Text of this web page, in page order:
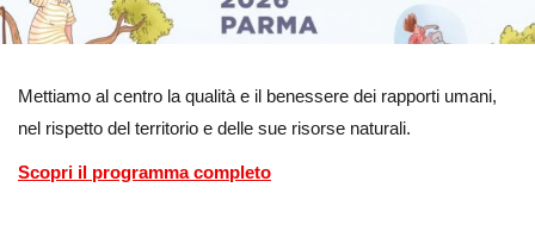
Mettiamo al centro la qualità e il benessere dei rapporti umani,
nel rispetto del territorio e delle sue risorse naturali.
Scopri il programma completo